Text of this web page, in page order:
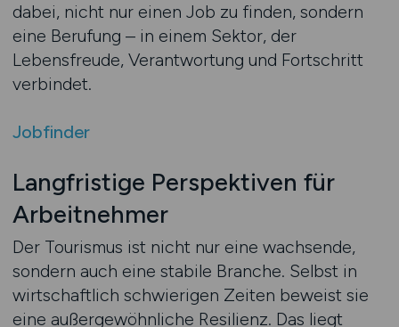
dabei, nicht nur einen Job zu finden, sondern
eine Berufung – in einem Sektor, der
Lebensfreude, Verantwortung und Fortschritt
verbindet.
Jobfinder
Langfristige Perspektiven für
Arbeitnehmer
Der Tourismus ist nicht nur eine wachsende,
sondern auch eine stabile Branche. Selbst in
wirtschaftlich schwierigen Zeiten beweist sie
eine außergewöhnliche Resilienz. Das liegt